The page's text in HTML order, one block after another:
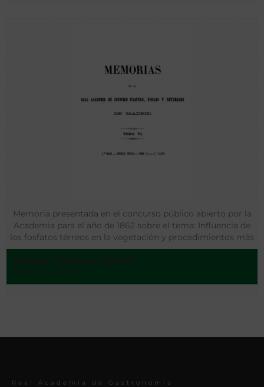
Memoria presentada en el concurso público abierto por la
Academia para el año de 1862 sobre el tema: Influencia de
los fosfatos térreos en la vegetación y procedimientos más
económicos para utilizarlos en la producción de cereales en
Real Academia de Gastronomía